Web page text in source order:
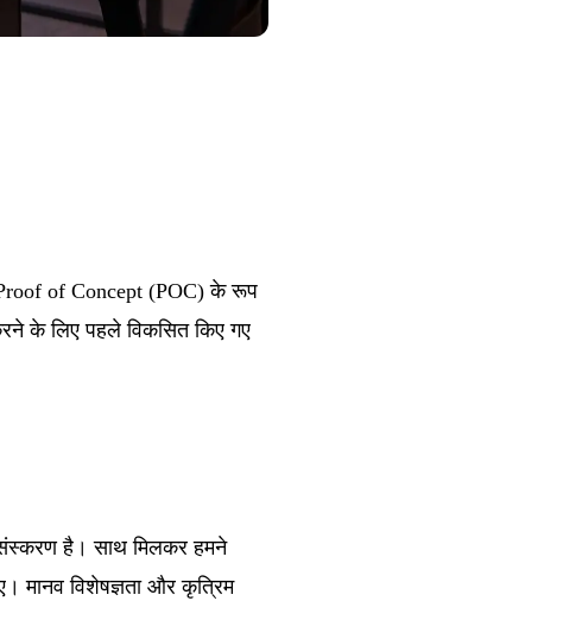
of Concept (POC) के रूप
के लिए पहले विकसित किए गए
है। साथ मिलकर हमने
मानव विशेषज्ञता और कृत्रिम